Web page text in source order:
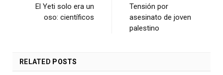
El Yeti solo era un
oso: científicos
Tensión por
asesinato de joven
palestino
RELATED POSTS